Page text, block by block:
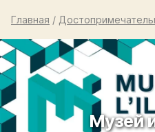
Главная /
Музей